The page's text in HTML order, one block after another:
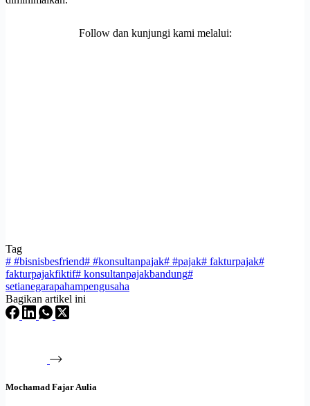
Follow dan kunjungi kami melalui:
Tag
# #bisnisbesfriend# #konsultanpajak# #pajak# fakturpajak#
fakturpajakfiktif# konsultanpajakbandung#
setianegarapahampengusaha
Bagikan artikel ini
Mochamad Fajar Aulia